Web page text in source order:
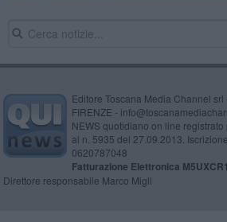
Editore Toscana Media Channel
FIRENZE -
NEWS quotidiano on line
al n. 5935 del 27.09.2013.
0620787048
Fatturazione Elettronica
Direttore responsabile Marco Migli